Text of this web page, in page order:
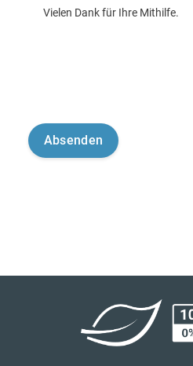
Vielen Dank für Ihre Mithilfe.